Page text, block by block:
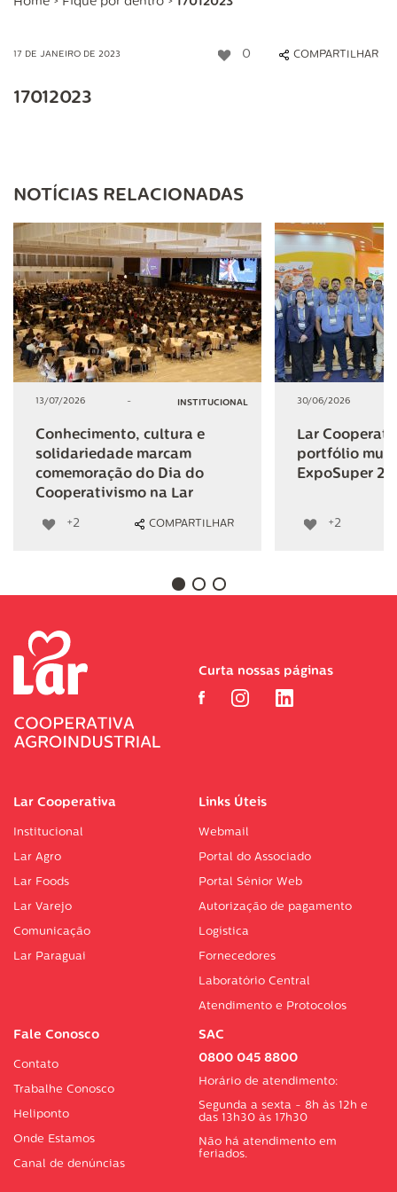
17 DE JANEIRO DE 2023 0 COMPARTILHAR
17012023
NOTÍCIAS RELACIONADAS
13/07/2026 - INSTITUCIONAL
Conhecimento, cultura e
solidariedade marcam
comemoração do Dia do
Cooperativismo na Lar
+2 COMPARTILHAR
30/06/2026
Lar
portfólio
ExpoSuper
+2
Lar Cooperativa
Institucional
Lar Agro
Lar Foods
Lar Varejo
Comunicação
Lar Paraguai
Links Úteis
Webmail
Portal do Associado
Portal Sénior Web
Autorização de pagamento
Logística
Fornecedores
Laboratório Central
Atendimento e Protocolos
Fale Conosco
Contato
Trabalhe Conosco
Heliponto
Onde Estamos
Canal de denúncias
SAC
0800 045 8800
Horário de atendimento:
Segunda a sexta - 8h às 12h e
das 13h30 às 17h30
Não há atendimento em
feriados.
Curta nossas páginas